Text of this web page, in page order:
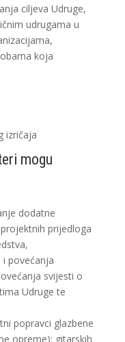
ciljeva Udruge,
udrugama u
koja
izričaja
mogu
dodatne
prijedloga
i povećanja
svijesti o
Udruge te
popravci glazbene
opreme): gitarskih